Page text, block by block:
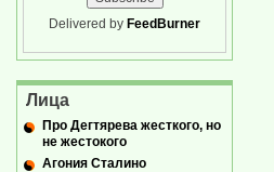
Delivered by FeedBurner
Лица
Про Дегтярева жесткого, но
не жестокого
Агония Сталино